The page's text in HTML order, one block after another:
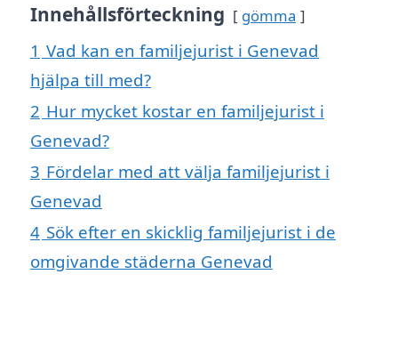
Innehållsförteckning gömma
1 Vad kan en familjejurist i Genevad
hjälpa till med?
2 Hur mycket kostar en familjejurist i
Genevad?
3 Fördelar med att välja familjejurist i
Genevad
4 Sök efter en skicklig familjejurist i de
omgivande städerna Genevad